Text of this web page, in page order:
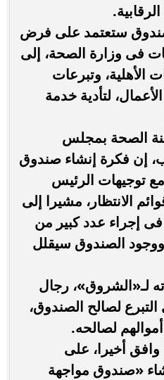
ستعتمد على فرض
فى وزارة الصحة، إلى
الأهلية، وتبرعات
لتأدية خدمة
الصحة بمجلس
إن فكرة إنشاء صندوق
توجيهات الرئيس
الانتظار، مشيرا إلى
إجراء عدد كبير من
ووجود الصندوق سيقلل
لـ«الشروق»، رجال
لصالح الصندوق،
لصالحه.
أخيرا، على
«صندوق مواجهة